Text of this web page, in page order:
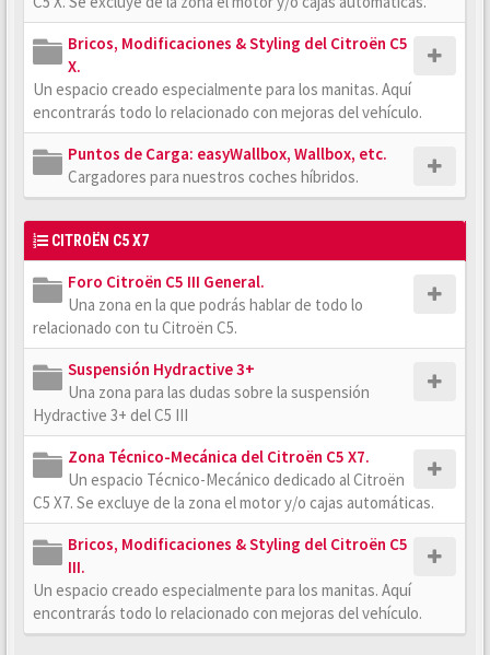
Bricos, Modificaciones & Styling del Citroën C5
X.
Un espacio creado especialmente para los manitas. Aquí
encontrarás todo lo relacionado con mejoras del vehículo.
Puntos de Carga: easyWallbox, Wallbox, etc.
Cargadores para nuestros coches híbridos.
CITROËN C5 X7
Foro Citroën C5 III General.
Una zona en la que podrás hablar de todo lo
relacionado con tu Citroën C5.
Suspensión Hydractive 3+
Una zona para las dudas sobre la suspensión
Hydractive 3+ del C5 III
Zona Técnico-Mecánica del Citroën C5 X7.
Un espacio Técnico-Mecánico dedicado al Citroën
C5 X7. Se excluye de la zona el motor y/o cajas automáticas.
Bricos, Modificaciones & Styling del Citroën C5
III.
Un espacio creado especialmente para los manitas. Aquí
encontrarás todo lo relacionado con mejoras del vehículo.